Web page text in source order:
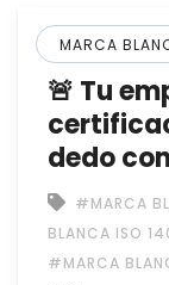
MARCA
🚨 Tu
dedo
#MARCA
BLANCA ISO
#MARCA